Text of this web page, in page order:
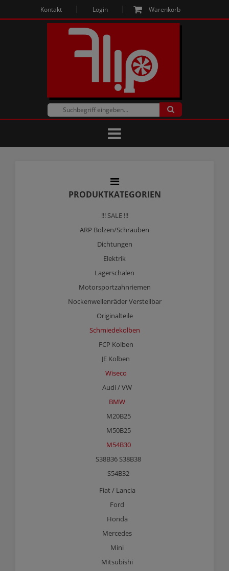
Kontakt Login Warenkorb
PRODUKTKATEGORIEN
!!! SALE !!!
ARP Bolzen/Schrauben
Dichtungen
Elektrik
Lagerschalen
Motorsportzahnriemen
Nockenwellenräder Verstellbar
Originalteile
Schmiedekolben
FCP Kolben
JE Kolben
Wiseco
Audi / VW
BMW
M20B25
M50B25
M54B30
S38B36 S38B38
S54B32
Fiat / Lancia
Ford
Honda
Mercedes
Mini
Mitsubishi